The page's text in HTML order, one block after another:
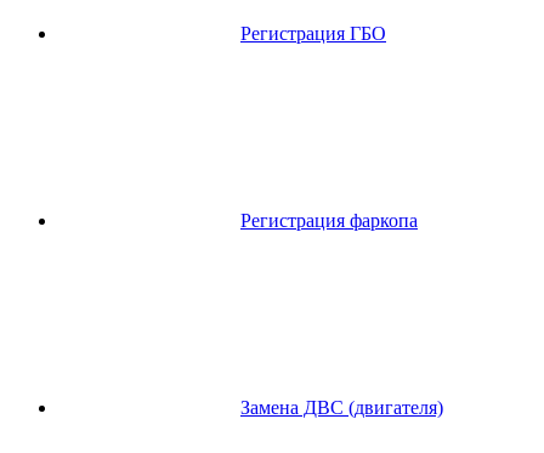
Регистрация ГБО
Регистрация фаркопа
Замена ДВС (двигателя)